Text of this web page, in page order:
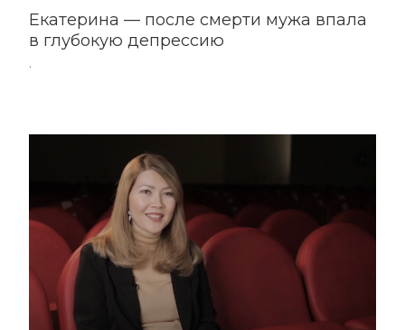
Екатерина — после смерти мужа впала
в глубокую депрессию
.